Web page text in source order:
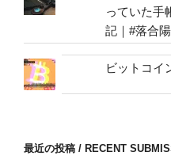
っていた手
記｜#落合
ビットコイ
最近の投稿 / RECENT